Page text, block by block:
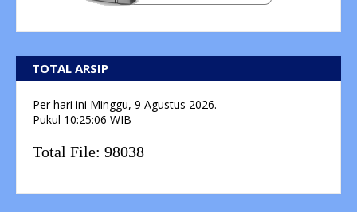
TOTAL ARSIP
Per hari ini Minggu, 9 Agustus 2026.
Pukul 10:25:07 WIB
Total File: 98038